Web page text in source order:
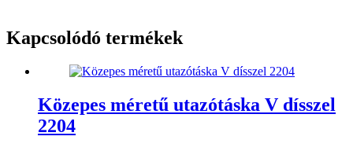
Kapcsolódó termékek
Közepes méretű utazótáska V dísszel
2204